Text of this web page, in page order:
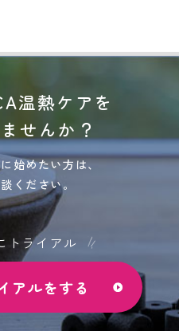
温熱ケアを
せんか？
始めたい方は、
ください。
トライアル
アルをする